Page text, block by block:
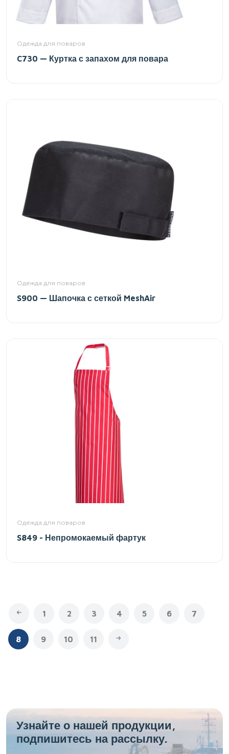
Одежда для поваров
C730 — Куртка с запахом для повара
Одежда для поваров
S900 — Шапочка с сеткой MeshAir
Одежда для поваров
S849 - Непромокаемый фартук
1 2 3 4 5 6 7
8 9 10 11
Узнайте о нашей продукции,
подпишитесь на рассылку.